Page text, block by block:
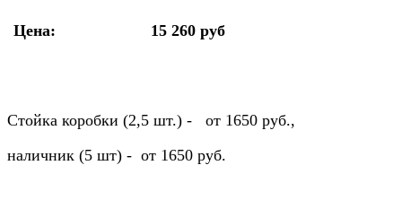
Цена: 15 260 руб
Стойка коробки (2,5 шт.) - от 1650 руб.,
наличник (5 шт) - от 1650 руб.